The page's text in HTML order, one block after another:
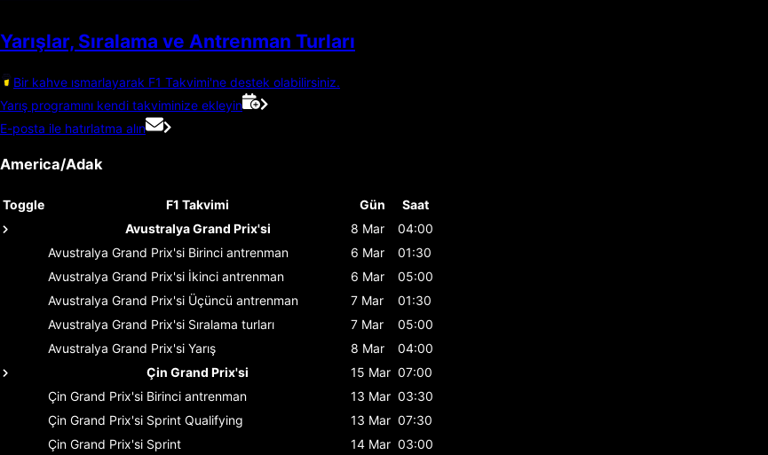
Yarışlar, Sıralama ve Antrenman Turları
Bir kahve ısmarlayarak F1 Takvimi'ne destek olabilirsiniz.
Yarış programını kendi takviminize ekleyin
E-posta ile hatırlatma alın
America/Adak
Toggle F1 Takvimi Gün
Saat
Avustralya Grand Prix'si
8 Mar
04:00
Avustralya Grand Prix'si Birinci antrenman 6 Mar
01:30
Avustralya Grand Prix'si İkinci antrenman 6 Mar
05:00
Avustralya Grand Prix'si Üçüncü antrenman 7 Mar
01:30
Avustralya Grand Prix'si Sıralama turları 7 Mar
05:00
Avustralya Grand Prix'si Yarış 8 Mar
04:00
Çin Grand Prix'si
15 Mar 07:00
Çin Grand Prix'si Birinci antrenman 13 Mar 03:30
Çin Grand Prix'si Sprint Qualifying 13 Mar 07:30
Çin Grand Prix'si Sprint 14 Mar 03:00